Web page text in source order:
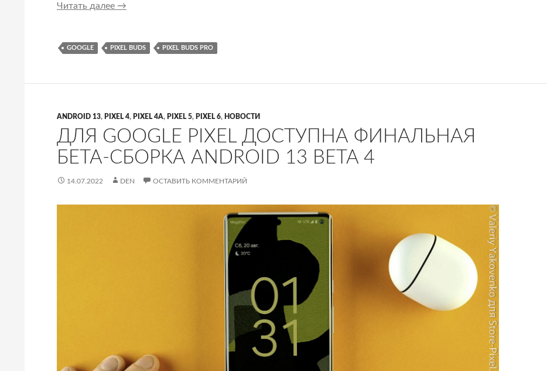
Читать далее Вот так выглядят Pixel Buds Pro
→
GOOGLE PIXEL BUDS PIXEL BUDS PRO
ANDROID 13, PIXEL 4, PIXEL 4A, PIXEL 5, PIXEL 6, НОВОСТИ
ДЛЯ GOOGLE PIXEL ДОСТУПНА ФИНАЛЬНАЯ
БЕТА-СБОРКА ANDROID 13 BETA 4
14.07.2022 DEN ОСТАВИТЬ КОММЕНТАРИЙ